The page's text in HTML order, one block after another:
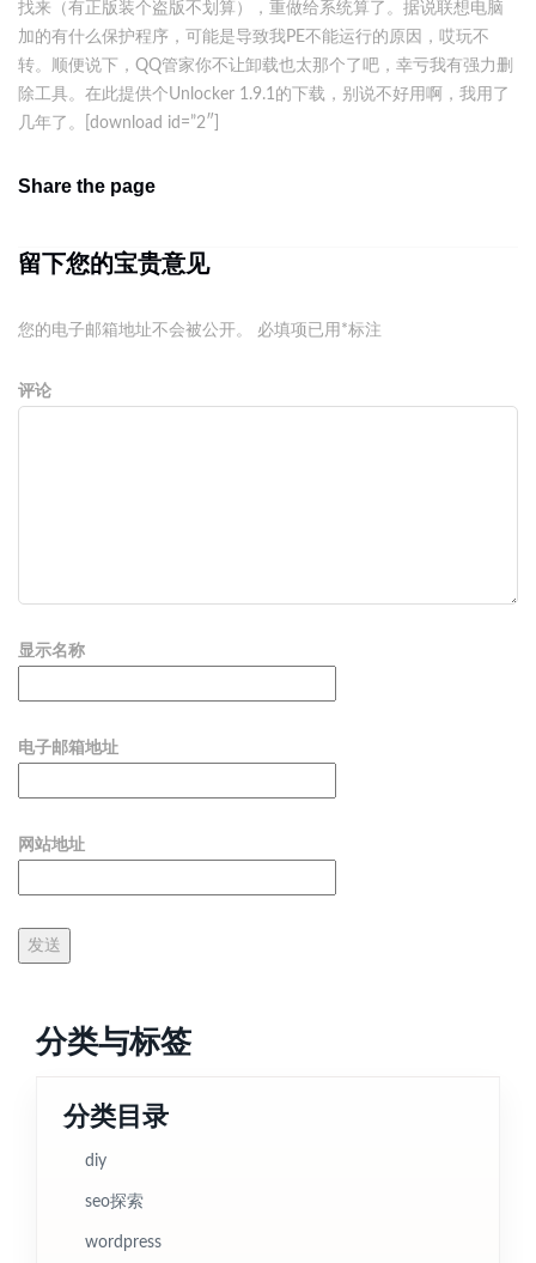
找来（有正版装个盗版不划算），重做给系统算了。据说联想电脑
加的有什么保护程序，可能是导致我PE不能运行的原因，哎玩不
转。顺便说下，QQ管家你不让卸载也太那个了吧，幸亏我有强力删
除工具。在此提供个Unlocker 1.9.1的下载，别说不好用啊，我用了
几年了。[download id=”2″]
Share the page
留下您的宝贵意见
您的电子邮箱地址不会被公开。 必填项已用 *标注
评论
显示名称
电子邮箱地址
网站地址
分类与标签
分类目录
diy
seo探索
wordpress